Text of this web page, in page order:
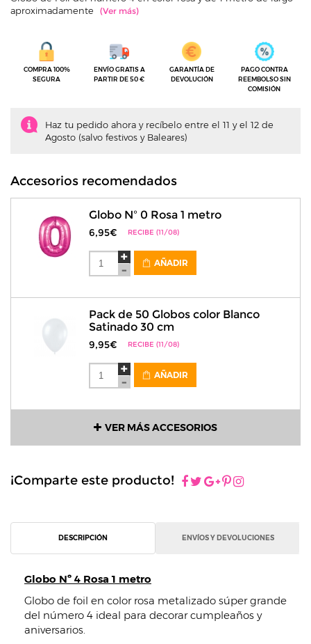
aproximadamente
COMPRA 100%
SEGURA
ENVÍO GRATIS A
PARTIR DE 50 €
GARANTÍA DE
DEVOLUCIÓN
PAGO CONTRA
REEMBOLSO SIN
COMISIÓN
Haz tu pedido ahora y recíbelo entre el 11 y el 12 de
Agosto (salvo festivos y Baleares)
Accesorios recomendados
Globo Nº 0 Rosa 1 metro
6,95€ RECIBE (11/08)
AÑADIR
Pack de 50 Globos color Blanco
Satinado 30 cm
9,95€ RECIBE (11/08)
AÑADIR
VER MÁS ACCESORIOS
¡Comparte este producto!
DESCRIPCIÓN ENVÍOS Y DEVOLUCIONES
Globo Nº 4 Rosa 1 metro
Globo de foil en color rosa metalizado súper grande
del número 4 ideal para decorar cumpleaños y
aniversarios.